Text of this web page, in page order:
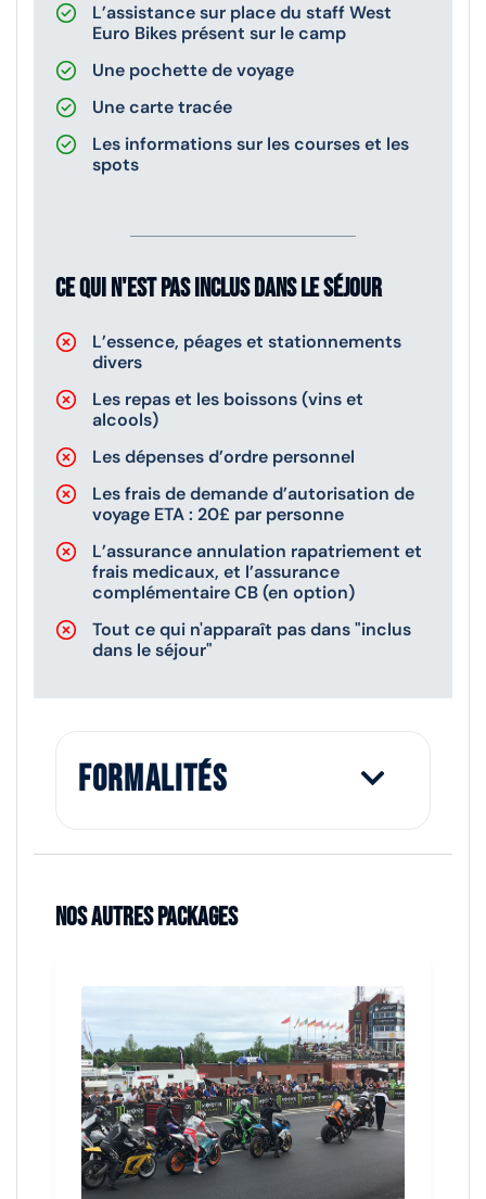
L’assistance sur place du staff West
Euro Bikes présent sur le camp
Une pochette de voyage
Une carte tracée
Les informations sur les courses et les
spots
Ce qui n'est pas inclus dans le séjour
L’essence, péages et stationnements
divers
Les repas et les boissons (vins et
alcools)
Les dépenses d’ordre personnel
Les frais de demande d’autorisation de
voyage ETA : 20£ par personne
L’assurance annulation rapatriement et
frais medicaux, et l’assurance
complémentaire CB (en option)
Tout ce qui n'apparaît pas dans "inclus
dans le séjour"
Formalités
Nos autres packages